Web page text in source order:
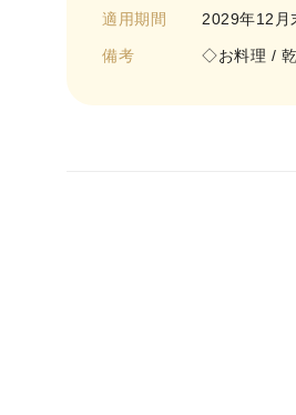
適用期間 2029年12月
備考 ◇お料理 / 乾